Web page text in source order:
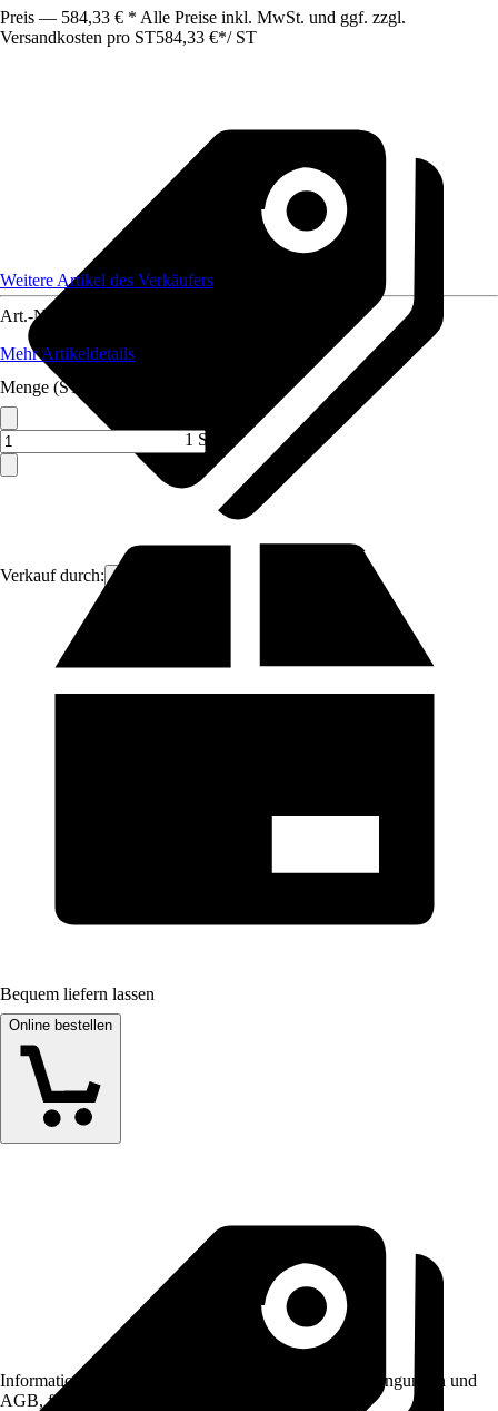
Preis — 584,33 € * Alle Preise inkl. MwSt. und ggf. zzgl.
Versandkosten pro ST584,33 €*/ ST
Verkauf durch: ich-zapfe
Weitere Artikel des Verkäufers
Art.-Nr.
Mehr Artikeldetails
Menge (ST)
1 ST
Bequem liefern lassen
Online bestellen
Informationen des Verkäufers, wie z. B. Rückgabebedingungen und
AGB, finden Sie bei Klick auf den Verkäufernamen.